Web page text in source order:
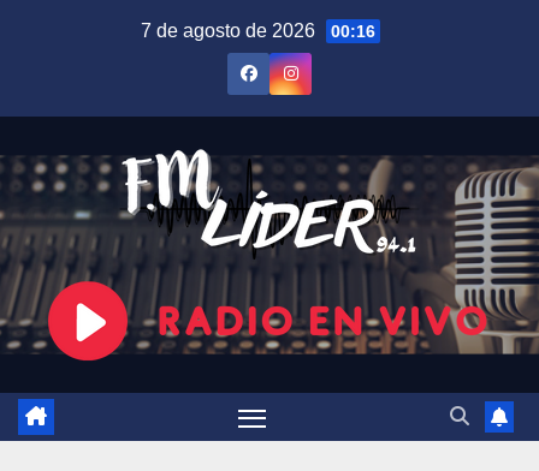
7 de agosto de 2026 00:16